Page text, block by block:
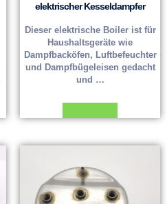
elektrischer Kesseldampfer
Dieser elektrische Boiler ist für
Haushaltsgeräte wie
Dampfbacköfen, Luftbefeuchter
und Dampfbügeleisen gedacht
und …